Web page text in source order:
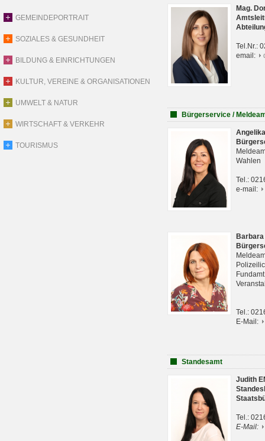
GEMEINDEPORTRAIT
SOZIALES & GESUNDHEIT
BILDUNG & EINRICHTUNGEN
KULTUR, VEREINE & ORGANISATIONEN
UMWELT & NATUR
WIRTSCHAFT & VERKEHR
TOURISMUS
Mag.
Tel.Nr.:
email:
Bürgerservice /
Wahlen
Tel.:
e-mail:
Tel.:
E-Mail:
Standesamt
Judith
Tel.:
E-Mail: